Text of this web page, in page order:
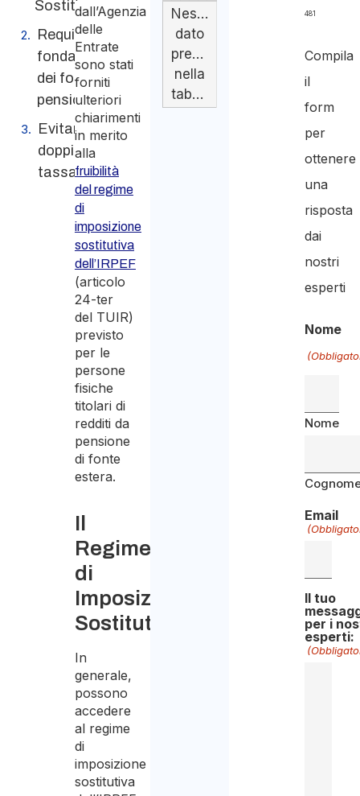
Sostitutiva
Requisiti
fondamentali
dei fondi
pensionistici
Evitare la
doppia
tassazione
dall’Agenzia
delle
Entrate
sono stati
forniti
ulteriori
chiarimenti
in merito
alla
fruibilità
del regime
di
imposizione
sostitutiva
dell’IRPEF
(articolo
24-ter
del TUIR)
previsto
per le
persone
fisiche
titolari di
redditi da
pensione
di fonte
estera.
Il
Regime
di
Imposizione
Sostitutiva
In
generale,
possono
accedere
al regime
di
imposizione
sostitutiva
Nessun
dato
presente
nella
tabella
481
Compila
il
form
per
ottenere
una
risposta
dai
nostri
esperti
Nome
Nome
Email
Il tuo
per i
esperti: